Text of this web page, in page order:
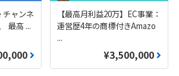
ャンネ
最高 ...
【最高月利益20万】EC事業：
運営歴4年の商標付きAmazo
...
¥3,500,000